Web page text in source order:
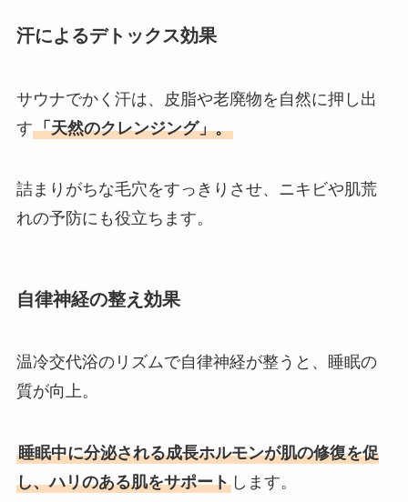
汗によるデトックス効果
サウナでかく汗は、皮脂や老廃物を自然に押し出
す「天然のクレンジング」。
詰まりがちな毛穴をすっきりさせ、ニキビや肌荒
れの予防にも役立ちます。
自律神経の整え効果
温冷交代浴のリズムで自律神経が整うと、睡眠の
質が向上。
睡眠中に分泌される成長ホルモンが肌の修復を促
し、ハリのある肌をサポートします。